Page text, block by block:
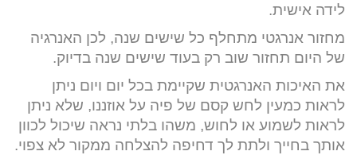
לידה אישית.
מחזור אנרגטי מתחלף כל שישים שנה, לכן האנרגיה
של היום תחזור שוב רק בעוד שישים שנה בדיוק.
את האיכות האנרגטית שקיימת בכל יום ויום ניתן
לראות כמעין לחש קסם של פיה על אוזננו, שלא ניתן
לראות לשמוע או לחוש, משהו בלתי נראה שיכול לכוון
אותך בחייך ולתת לך דחיפה להצלחה ממקור לא צפוי.